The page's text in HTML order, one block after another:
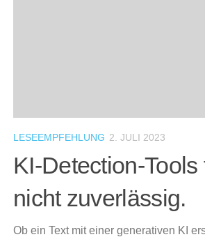
LESEEMPFEHLUNG 2. JULI 2023
KI-Detection-
nicht zuverlässig.
Ob ein Text mit einer generativen KI